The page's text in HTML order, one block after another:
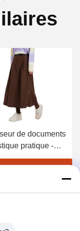
de documents
pratique -
de bouton